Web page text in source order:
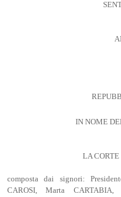
IN NOME
LA
composta dai signori:
CAROSI, Marta